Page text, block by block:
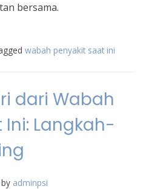
bersama.
wabah penyakit saat ini
dari Wabah
Langkah-
by adminpsi